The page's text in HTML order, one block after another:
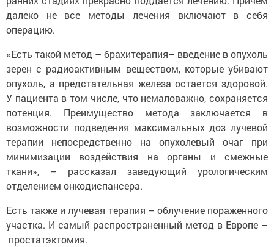
далеко не все методы лечения включают в себя
операцию.
«Есть такой метод – брахитерапия– введение в опухоль
зерен с радиоактивным веществом, которые убивают
опухоль, а предстательная железа остается здоровой.
У пациента в том числе, что немаловажно, сохраняется
потенция. Преимущество метода заключается в
возможности подведения максимальных доз лучевой
терапии непосредственно на опухолевый очаг при
минимизации воздействия на органы и смежные
ткани», – рассказал заведующий урологическим
отделением онкодиспансера.
Есть также и лучевая терапия – облучение пораженного
участка. И самый распространенный метод в Европе –
простатэктомия.